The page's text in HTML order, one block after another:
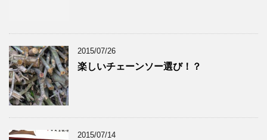
2015/07/26
楽しいチェーンソー選び！？
2015/07/14